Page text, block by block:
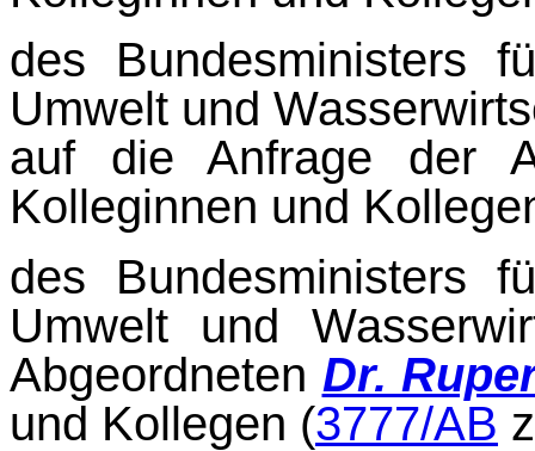
des Bundesministers
Umwelt und
auf die Anfrage der
Kolleginnen und
des Bundesministers
Umwelt und
Abgeordneten Dr.
und Kollegen (3777/AB